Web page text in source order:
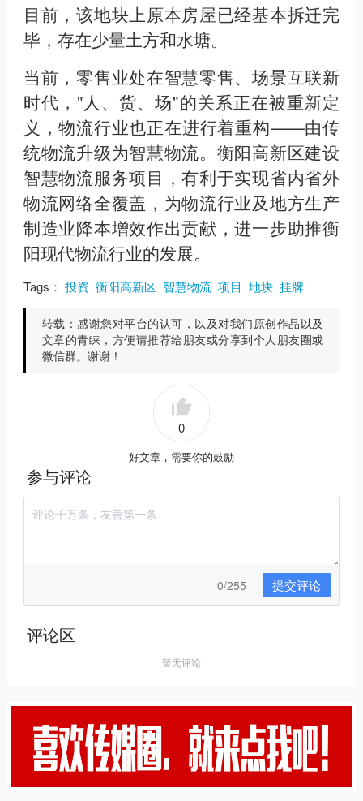
目前，该地块上原本房屋已经基本拆迁完
毕，存在少量土方和水塘。
当前，零售业处在智慧零售、场景互联新
时代，"人、货、场"的关系正在被重新定
义，物流行业也正在进行着重构——由传
统物流升级为智慧物流。衡阳高新区建设
智慧物流服务项目，有利于实现省内省外
物流网络全覆盖，为物流行业及地方生产
制造业降本增效作出贡献，进一步助推衡
阳现代物流行业的发展。
Tags： 投资 衡阳高新区 智慧物流 项目 地块 挂牌
转载：感谢您对平台的认可，以及对我们原创作品以及
文章的青睐，方便请推荐给朋友或分享到个人朋友圈或
微信群。谢谢！
0
好文章，需要你的鼓励
参与评论
0/255 提交评论
评论区
暂无评论